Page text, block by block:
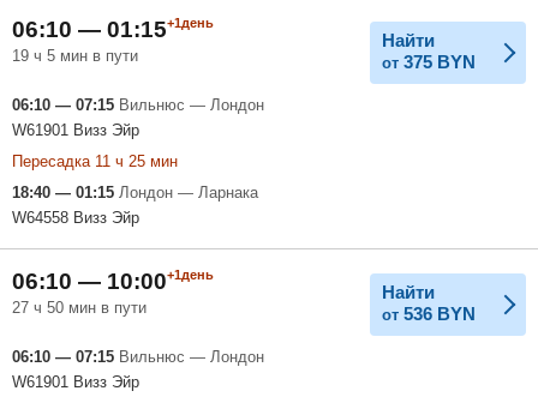
06:10 — 01:15+1день
19 ч 5 мин в пути
Найти
от 375 BYN
06:10 — 07:15 Вильнюс — Лондон
W61901 Визз Эйр
Пересадка 11 ч 25 мин
18:40 — 01:15 Лондон — Ларнака
W64558 Визз Эйр
06:10 — 10:00+1день
27 ч 50 мин в пути
Найти
от 536 BYN
06:10 — 07:15 Вильнюс — Лондон
W61901 Визз Эйр